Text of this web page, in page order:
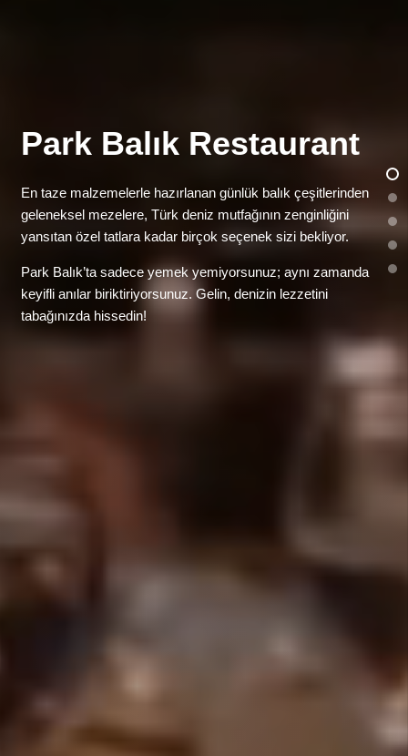
Park Balık Restaurant
En taze malzemelerle hazırlanan günlük balık çeşitlerinden
geleneksel mezelere, Türk deniz mutfağının zenginliğini
yansıtan özel tatlara kadar birçok seçenek sizi bekliyor.
Park Balık’ta sadece yemek yemiyorsunuz; aynı zamanda
keyifli anılar biriktiriyorsunuz. Gelin, denizin lezzetini
tabağınızda hissedin!